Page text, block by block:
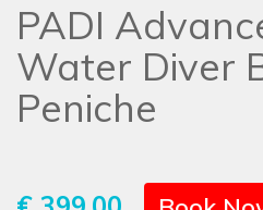
PADI
Water Diver
Peniche